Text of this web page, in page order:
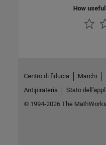
How
Centro di fiducia Marchi
Antipirateria
Stato
© 1994-2026 The